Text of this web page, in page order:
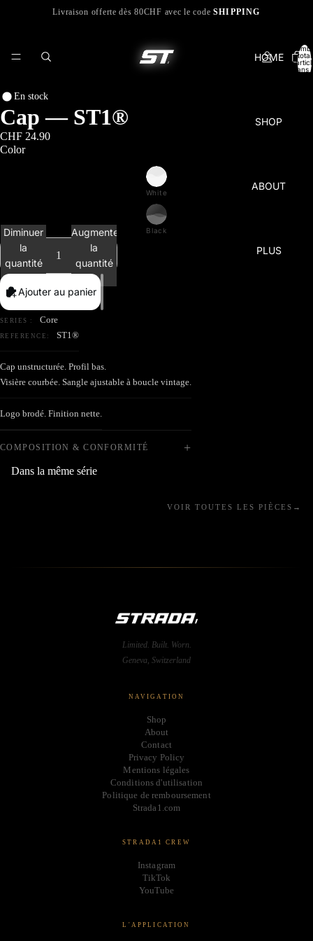
Livraison offerte dès 80CHF avec le code SHIPPING
HOME
SHOP
ABOUT
PLUS
total
dans
Ouvrir
écran
En stock
Cap — ST1®
CHF 24.90
Color
White
Black
Diminuer
la
quantité
Augmenter
la
quantité
Ajouter au panier
SERIES : Core
REFERENCE: ST1®
Cap unstructurée. Profil bas.
Visière courbée. Sangle ajustable à boucle vintage.
Logo brodé. Finition nette.
COMPOSITION & CONFORMITÉ +
Dans la même série
VOIR TOUTES LES PIÈCES →
Limited. Built. Worn.
Geneva, Switzerland
NAVIGATION
Shop
About
Contact
Privacy Policy
Mentions légales
Conditions d'utilisation
Politique de remboursement
Strada1.com
STRADA1 CREW
Instagram
TikTok
YouTube
L'APPLICATION